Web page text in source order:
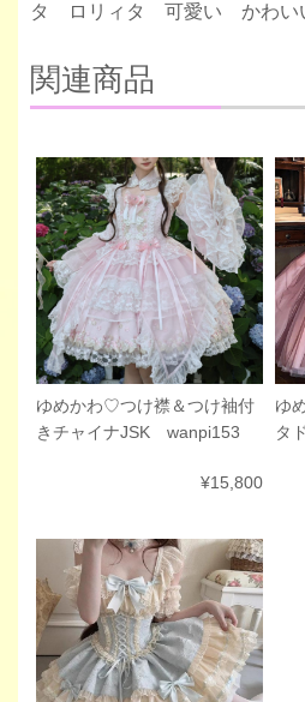
タ ロリィタ 可愛い かわい
関連商品
ゆめかわ♡つけ襟＆つけ袖付
きチャイナJSK wanpi153
¥15,800
ゆ
タ